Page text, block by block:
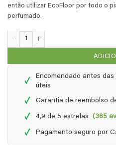
então utilizar EcoFloor por todo o
perfumado.
Quantidade de EcoFloor para limpar o
✓
Encomendado antes
úteis
✓ Garantia de reembolso
✓ 4,9 de 5 estrelas(365
✓ Pagamento seguro por